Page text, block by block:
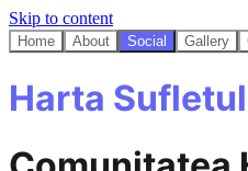
Skip to content
Home About Social Gallery
Harta